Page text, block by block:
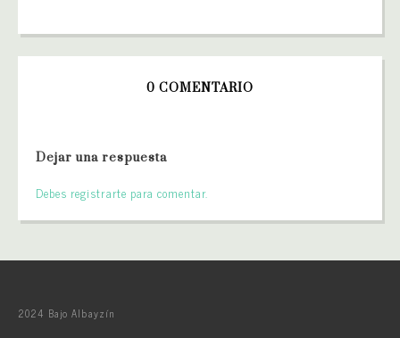
0 COMENTARIO
Dejar una respuesta
Debes registrarte para comentar.
2024 Bajo Albayzín